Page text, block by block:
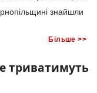
знайшли
Більше >>
триватимуть